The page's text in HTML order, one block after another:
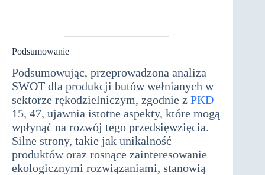
Podsumowanie
Podsumowując, przeprowadzona analiza
SWOT dla produkcji butów wełnianych w
sektorze rękodzielniczym, zgodnie z PKD
15, 47, ujawnia istotne aspekty, które mogą
wpłynąć na rozwój tego przedsięwzięcia.
Silne strony, takie jak unikalność
produktów oraz rosnące zainteresowanie
ekologicznymi rozwiązaniami, stanowią